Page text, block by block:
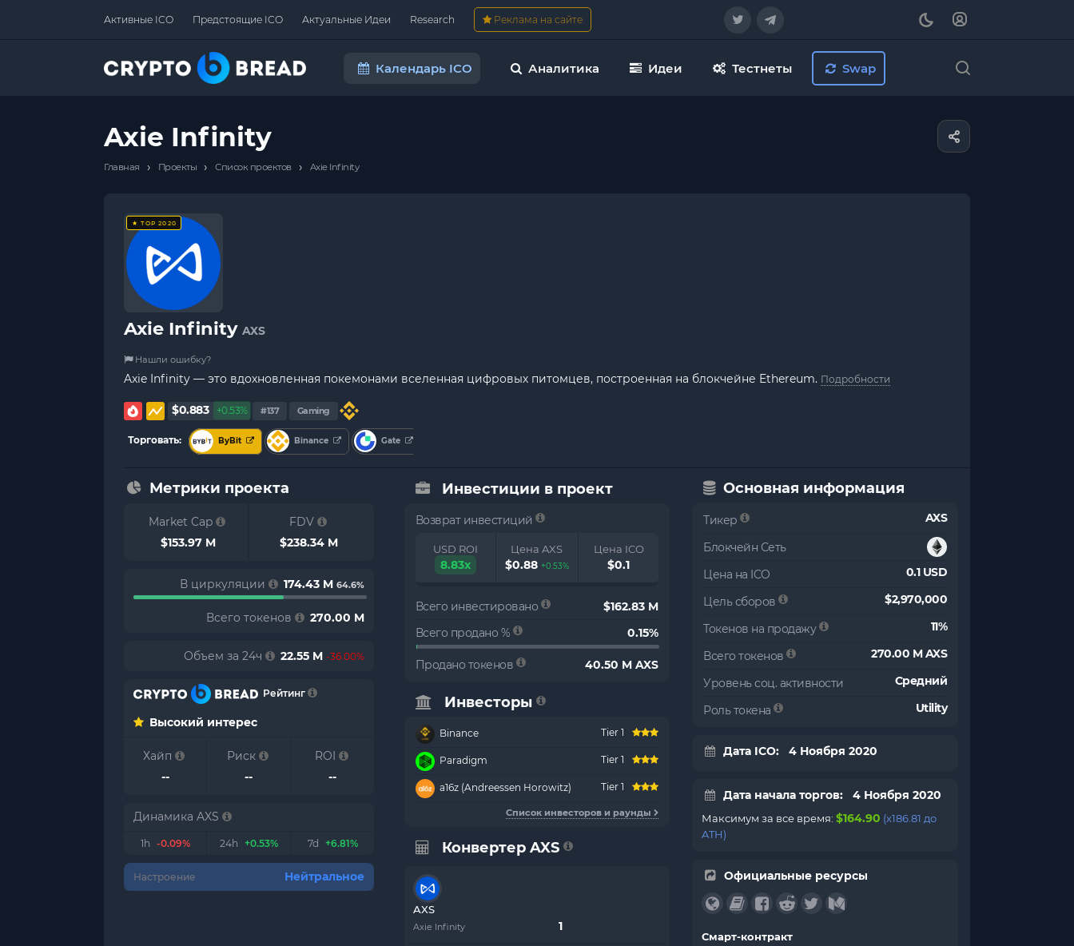
Активные ICO Предстоящие ICO Актуальные Идеи Research Реклама на сайте
Календарь ICO Аналитика Идеи Тестнеты Swap
Axie Infinity
Главная › Проекты › Список проектов › Axie Infinity
★ TOP 2020
Axie Infinity AXS
Нашли ошибку?
Axie Infinity — это вдохновленная покемонами вселенная цифровых питомцев, построенная на блокчейне Ethereum. Подробности
$0.883 +0.53% #137 Gaming
Торговать: ByBit Binance Gate
Метрики проекта
Market Cap
$153.97 M
FDV
$238.34 M
В циркуляции 174.43 M 64.6%
Всего токенов 270.00 M
Объем за 24ч 22.55 M -36.00%
Рейтинг
Высокий интерес
Хайп
--
Риск
--
ROI
--
Динамика AXS
1h -0.09% 24h +0.53% 7d +6.81%
Настроение Нейтральное
Инвестиции в проект
Возврат инвестиций
USD ROI
8.83x
Цена AXS
$0.88 +0.53%
Цена ICO
$0.1
Всего инвестировано
$162.83 M
Всего продано %
0.15%
Продано токенов 40.50 M AXS
Инвесторы
Binance Tier 1
Paradigm Tier 1
a16z (Andreessen Horowitz) Tier 1
Список инвесторов и раунды
Конвертер AXS
AXS
Axie Infinity
Основная информация
Тикер AXS
Блокчейн Сеть
Цена на ICO
0.1 USD
Цель сборов $2,970,000
Токенов на продажу 11%
Всего токенов 270.00 M AXS
Уровень соц. активности Средний
Роль токена Utility
Дата ICO: 4 Ноября 2020
Дата начала торгов: 4 Ноября 2020
Максимум за все время:$164.90 (x186.81 до
ATH)
Официальные ресурсы
Смарт-контракт